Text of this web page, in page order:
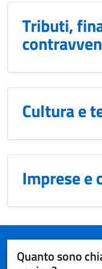
Tributi,
Cultura e
Imprese e
Quanto sono